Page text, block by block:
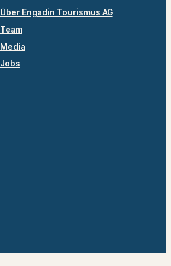
Über Engadin Tourismus AG
Team
Media
Jobs